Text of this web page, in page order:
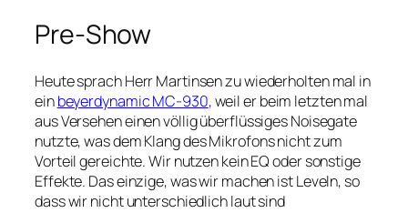
Pre-Show
Heute sprach Herr Martinsen zu wiederholten mal in
einbeyerdynamic MC-930, weil er beim letzten mal
aus Versehen einen völlig überflüssiges Noisegate
nutzte, was dem Klang des Mikrofons nicht zum
Vorteil gereichte. Wir nutzen kein EQ oder sonstige
Effekte. Das einzige, was wir machen ist Leveln, so
dass wir nicht unterschiedlich laut sind